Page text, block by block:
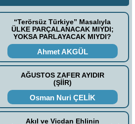
“Terörsüz Türkiye” Masalıyla
ÜLKE PARÇALANACAK MIYDI;
YOKSA PARLAYACAK MIYDI?
Ahmet AKGÜL
AĞUSTOS ZAFER AYIDIR
(ŞİİR)
Osman Nuri ÇELİK
Akıl ve Vicdan Ehlinin